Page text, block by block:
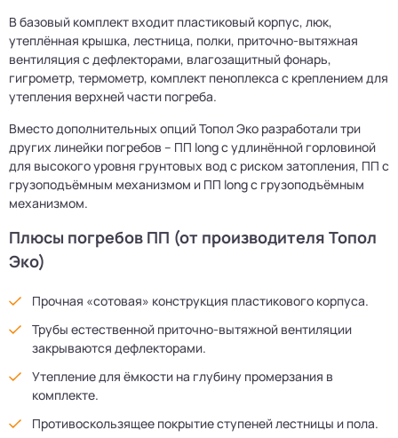
В базовый комплект входит пластиковый корпус, люк,
утеплённая крышка, лестница, полки, приточно-вытяжная
вентиляция с дефлекторами, влагозащитный фонарь,
гигрометр, термометр, комплект пеноплекса с креплением для
утепления верхней части погреба.
Вместо дополнительных опций Топол Эко разработали три
других линейки погребов – ПП long с удлинённой горловиной
для высокого уровня грунтовых вод с риском затопления, ПП с
грузоподъёмным механизмом и ПП long с грузоподъёмным
механизмом.
Плюсы погребов ПП (от производителя Топол
Эко)
Прочная «сотовая» конструкция пластикового корпуса.
Трубы естественной приточно-вытяжной вентиляции
закрываются дефлекторами.
Утепление для ёмкости на глубину промерзания в
комплекте.
Противоскользящее покрытие ступеней лестницы и пола.